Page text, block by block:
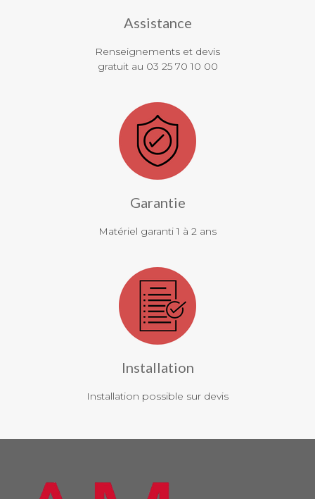
Assistance
Renseignements et devis
gratuit au 03 25 70 10 00
Garantie
Matériel garanti 1 à 2 ans
Installation
Installation possible sur devis